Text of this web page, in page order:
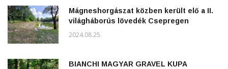
Mágneshorgászat közben került elő a II.
világháborús lövedék Csepregen
2024.08.25.
BIANCHI MAGYAR GRAVEL KUPA